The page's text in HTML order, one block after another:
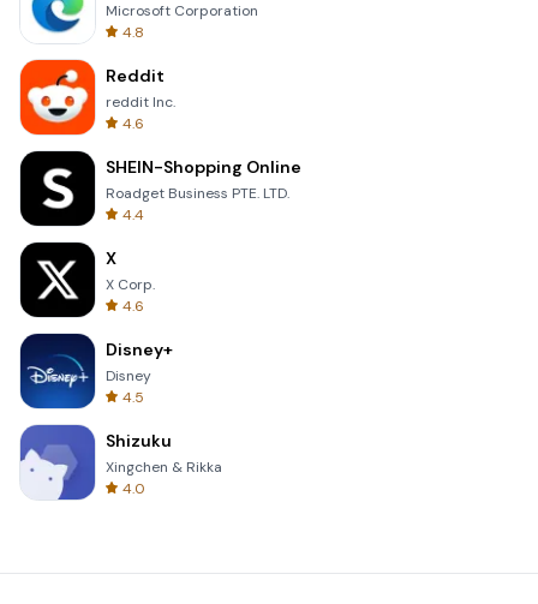
Microsoft Corporation
4.8
Reddit
reddit Inc.
4.6
SHEIN-Shopping Online
Roadget Business PTE. LTD.
4.4
X
X Corp.
4.6
Disney+
Disney
4.5
Shizuku
Xingchen & Rikka
4.0